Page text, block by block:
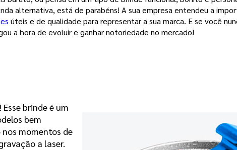
alternativa, está de parabéns! A sua empresa entendeu a
úteis e de qualidade para representar a sua marca. E se você
a hora de evoluir e ganhar notoriedade no mercado!
brinde é um
bem
momentos de
a laser.